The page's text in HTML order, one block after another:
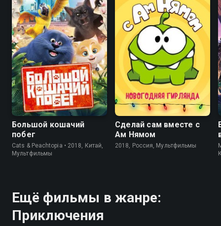
7.3 4.8
Большой кошачий
побег
Cats & Peachtopia • 2018, Китай,
Мультфильмы
Сделай сам вместе с
Ам Нямом
2018, Россия, Мультфильмы
Ещё фильмы в жанре:
Приключения